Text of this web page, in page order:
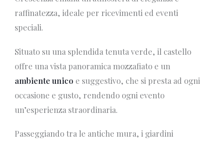
raffinatezza, ideale per ricevimenti ed eventi
speciali.
Situato su una splendida tenuta verde, il castello
offre una vista panoramica mozzafiato e un
ambiente unico e suggestivo, che si presta ad ogni
occasione e gusto, rendendo ogni evento
un’esperienza straordinaria.
Passeggiando tra le antiche mura, i giardini